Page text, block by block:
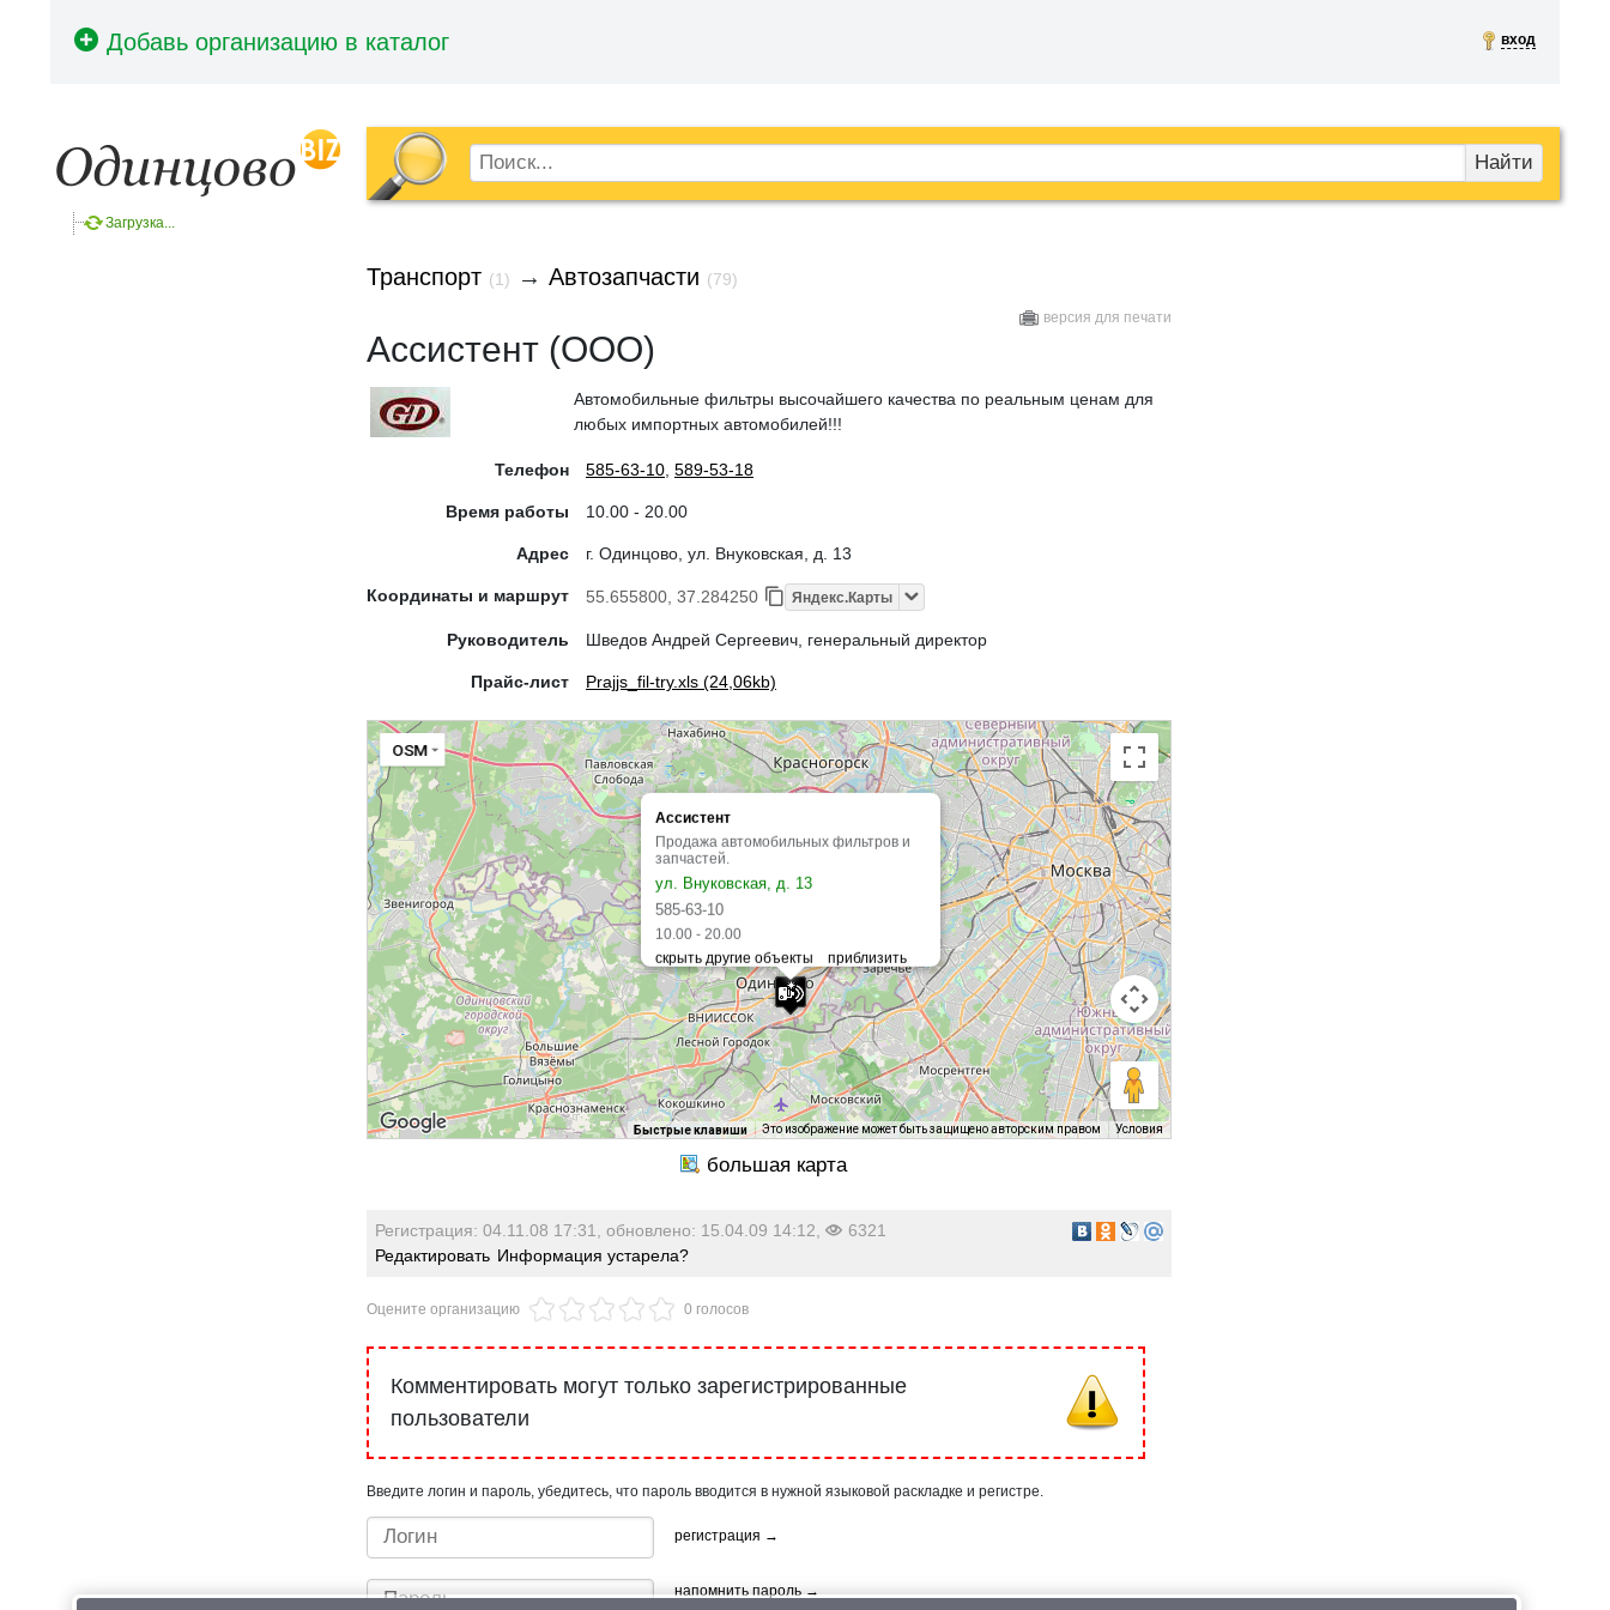
вход
Найти
Загрузка...
Транспорт (1) → Автозапчасти (79)
версия для печати
Ассистент (ООО)
Автомобильные фильтры высочайшего качества по реальным ценам для
любых импортных автомобилей!!!
Телефон 585-63-10 589-53-18
Время работы 10.00 - 20.00
Адрес г. Одинцово, ул. Внуковская, д. 13
Координаты и маршрут 55.655800, 37.284250 Яндекс.Карты
Руководитель Шведов Андрей Сергеевич, генеральный директор
Прайс-лист Prajjs_fil-try.xls (24,06kb)
Ассистент
Продажа автомобильных фильтров и
запчастей.
ул. Внуковская, д. 13
585-63-10
10.00 - 20.00
OSM
Быстрые клавиши Это изображение может быть защищено авторским правом Условия
Регистрация: 04.11.08 17:31, обновлено: 15.04.09 14:12,
6321
Редактировать Информация устарела?
Оцените организацию 0 голосов
Комментировать могут только зарегистрированные
пользователи
Введите логин и пароль, убедитесь, что пароль вводится в нужной языковой раскладке и регистре.
регистрация →
напомнить пароль →